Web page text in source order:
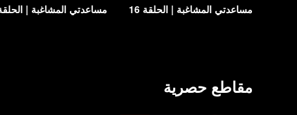
مساعدتي المشاغبة | الحلقة 16 مساعدتي المشاغبة | الحلقة
مقاطع حصرية